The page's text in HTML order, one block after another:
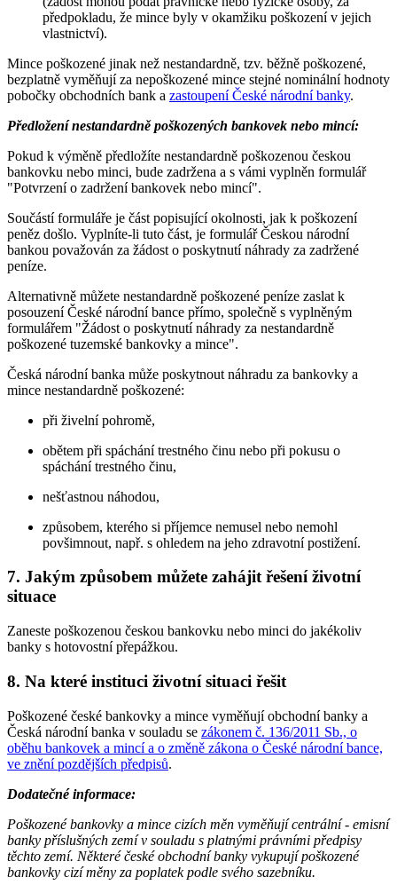
předpokladu, že mince byly v okamžiku poškození v jejich
vlastnictví).
Mince poškozené jinak než nestandardně, tzv. běžně poškozené,
bezplatně vyměňují za nepoškozené mince stejné nominální hodnoty
pobočky obchodních bank a zastoupení České národní banky.
Předložení nestandardně poškozených bankovek nebo mincí:
Pokud k výměně předložíte nestandardně poškozenou českou
bankovku nebo minci, bude zadržena a s vámi vyplněn formulář
"Potvrzení o zadržení bankovek nebo mincí".
Součástí formuláře je část popisující okolnosti, jak k poškození
peněz došlo. Vyplníte-li tuto část, je formulář Českou národní
bankou považován za žádost o poskytnutí náhrady za zadržené
peníze.
Alternativně můžete nestandardně poškozené peníze zaslat k
posouzení České národní bance přímo, společně s vyplněným
formulářem "Žádost o poskytnutí náhrady za nestandardně
poškozené tuzemské bankovky a mince".
Česká národní banka může poskytnout náhradu za bankovky a
mince nestandardně poškozené:
při živelní pohromě,
obětem při spáchání trestného činu nebo při pokusu o
spáchání trestného činu,
nešťastnou náhodou,
způsobem, kterého si příjemce nemusel nebo nemohl
povšimnout, např. s ohledem na jeho zdravotní postižení.
7. Jakým způsobem můžete zahájit řešení životní
situace
Zaneste poškozenou českou bankovku nebo minci do jakékoliv
banky s hotovostní přepážkou.
8. Na které instituci životní situaci řešit
Poškozené české bankovky a mince vyměňují obchodní banky a
Česká národní banka v souladu se zákonem č. 136/2011 Sb., o
oběhu bankovek a mincí a o změně zákona o České národní bance,
ve znění pozdějších předpisů.
Dodatečné informace:
Poškozené bankovky a mince cizích měn vyměňují centrální - emisní
banky příslušných zemí v souladu s platnými právními předpisy
těchto zemí. Některé české obchodní banky vykupují poškozené
bankovky cizí měny za poplatek podle svého sazebníku.